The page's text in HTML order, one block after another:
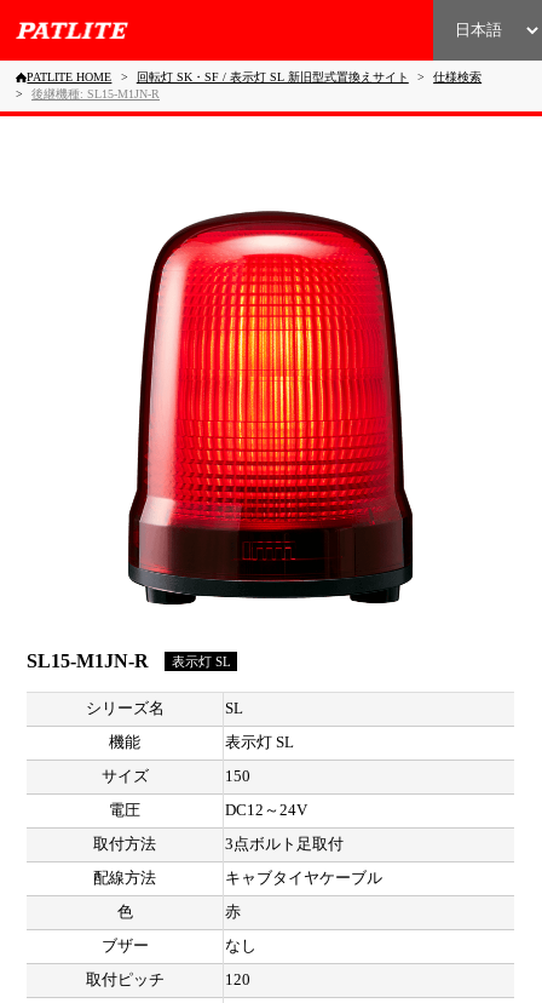
PATLITE HOME 回転灯 SK・SF / 表示灯 SL 新旧型式置換えサイト
仕様検索
後継機種: SL15-M1JN-R
SL15-M1JN-R 表示灯 SL
シリーズ名
SL
機能
表示灯 SL
サイズ
150
電圧
DC12～24V
取付方法
3点ボルト足取付
配線方法
キャブタイヤケーブル
色
赤
ブザー
なし
取付ピッチ
120